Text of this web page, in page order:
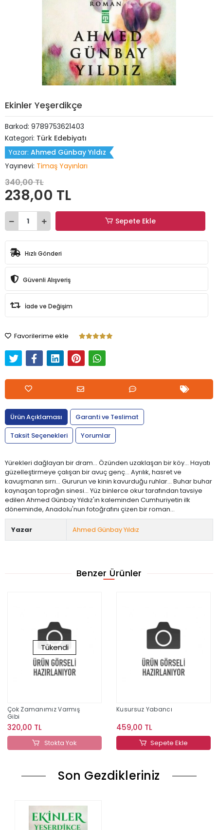
Ekinler Yeşerdikçe
Barkod: 9789753621403
Kategori: Türk Edebiyatı
Yazar: Ahmed Günbay Yıldız
Yayınevi: Timaş Yayınları
340,00 TL
238,00 TL
Sepete Ekle
Hızlı Gönderi
Güvenli Alışveriş
İade ve Değişim
Favorilerime ekle
Ürün Açıklaması
Garanti ve Teslimat
Taksit Seçenekleri
Yorumlar
Yürekleri dağlayan bir dram... Özünden uzaklaşan bir köy... Hayatı
güzelleştirmeye çalışan bir avuç genç... Ayrılık, hasret ve
kavuşmanın sırrı... Gururun ve kinin kavurduğu ruhlar... Buhar buhar
kaynaşan toprağın sinesi... Yüz binlerce okur tarafından tavsiye
edilen Ahmed Günbay Yıldız'ın kaleminden Cumhuriyetin ilk
döneminde, Anadolu'nun fotoğrafını çizen bir roman...
Yazar Ahmed Günbay Yıldız
Benzer Ürünler
Tükendi
Çok Zamanımız Varmış
Gibi
320,00 TL
Stokta Yok
Kusursuz Yabancı
459,00 TL
Sepete Ekle
Son Gezdikleriniz